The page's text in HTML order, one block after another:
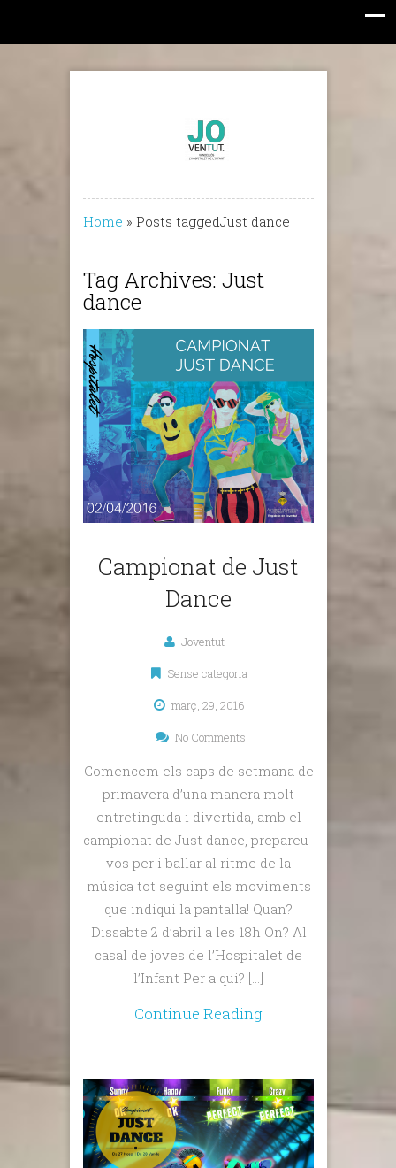
Home » Posts taggedJust dance
Tag Archives: Just
dance
Campionat de Just
Dance
Joventut
Sense categoria
març, 29, 2016
No Comments
Comencem els caps de setmana de
primavera d’una manera molt
entretinguda i divertida, amb el
campionat de Just dance, prepareu-
vos per i ballar al ritme de la
música tot seguint els moviments
que indiqui la pantalla! Quan?
Dissabte 2 d’abril a les 18h On? Al
casal de joves de l’Hospitalet de
l’Infant Per a qui? […]
Continue Reading